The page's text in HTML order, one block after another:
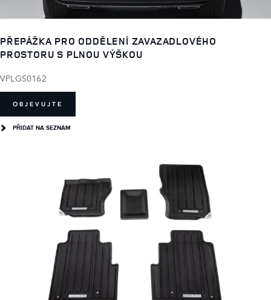
PŘEPÁŽKA PRO ODDĚLENÍ ZAVAZADLOVÉHO
PROSTORU S PLNOU VÝŠKOU
VPLGS0162
OBJEVUJTE
PŘIDAT NA SEZNAM